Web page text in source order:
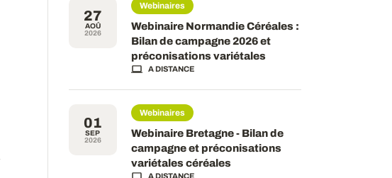
27
AOÛ
2026
Webinaires
Webinaire Normandie Céréales :
Bilan de campagne 2026 et
préconisations variétales
A DISTANCE
01
SEP
2026
Webinaires
Webinaire Bretagne - Bilan de
campagne et préconisations
variétales céréales
A DISTANCE